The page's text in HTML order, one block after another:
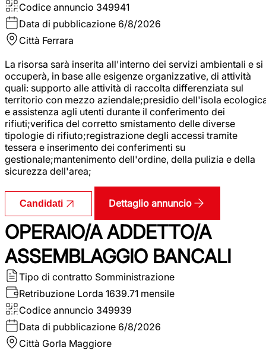
Codice annuncio 349941
Data di pubblicazione 6/8/2026
Città Ferrara
La risorsa sarà inserita all'interno dei servizi ambientali e si
occuperà, in base alle esigenze organizzative, di attività
quali: supporto alle attività di raccolta differenziata sul
territorio con mezzo aziendale;presidio dell'isola
e assistenza agli utenti durante il conferimento dei
rifiuti;verifica del corretto smistamento delle diverse
tipologie di rifiuto;registrazione degli accessi tramite
tessera e inserimento dei conferimenti su
gestionale;mantenimento dell'ordine, della pulizia e della
sicurezza dell'area;
Candidati Dettaglio annuncio
OPERAIO/A ADDETTO/A
ASSEMBLAGGIO BANCALI
Tipo di contratto Somministrazione
Retribuzione Lorda 1639.71 mensile
Codice annuncio 349939
Data di pubblicazione 6/8/2026
Città Gorla Maggiore